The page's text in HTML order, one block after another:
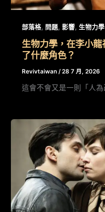
部落格, 問題,影響,生物力學
生物力學，在李小
了什麼角色？
Revivtaiwan/28 7 月, 2026
這會不會又是一則「人